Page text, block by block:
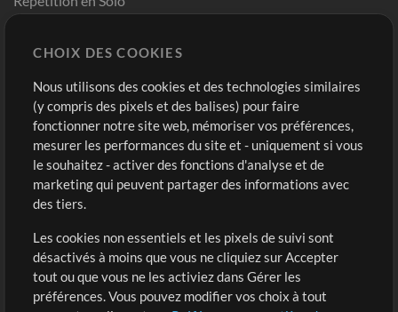
Modèles ProPresenter
Sons
Boutique
Acheter des crédits
Contenu gratuit
Extras
Sessions
Compte
Connexion
S'inscrire
CHOIX DES COOKIES
Nous utilisons des cookies et des technologies similaires
(y compris des pixels et des balises) pour faire
fonctionner notre site web, mémoriser vos préférences,
mesurer les performances du site et - uniquement si vous
le souhaitez - activer des fonctions d'analyse et de
marketing qui peuvent partager des informations avec
des tiers.
Les cookies non essentiels et les pixels de suivi sont
désactivés à moins que vous ne cliquiez sur Accepter
tout ou que vous ne les activiez dans Gérer les
préférences. Vous pouvez modifier vos choix à tout